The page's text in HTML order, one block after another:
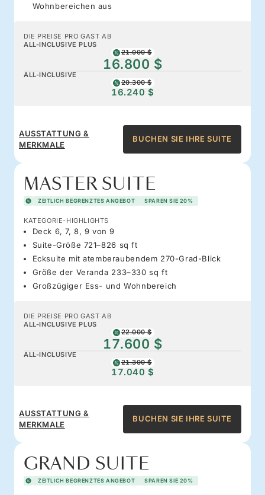
Wohnbereichen aus
DIE PREISE PRO GAST AB
ALL-INCLUSIVE PLUS
21.000 $
16.800 $
ALL-INCLUSIVE
20.300 $
16.240 $
AUSSTATTUNG &
MERKMALE
BUCHEN SIE IHRE SUITE
MASTER SUITE
ZEITLICH BEGRENZTES ANGEBOT SPAREN SIE 20%
KATEGORIE-HIGHLIGHTS
Deck 6, 7, 8, 9 von 9
Suite-Größe 721–826 sq ft
Ecksuite mit atemberaubendem 270-Grad-Blick
Größe der Veranda 233–330 sq ft
Großzügiger Ess- und Wohnbereich
DIE PREISE PRO GAST AB
ALL-INCLUSIVE PLUS
22.000 $
17.600 $
ALL-INCLUSIVE
21.300 $
17.040 $
AUSSTATTUNG &
MERKMALE
BUCHEN SIE IHRE SUITE
GRAND SUITE
ZEITLICH BEGRENZTES ANGEBOT SPAREN SIE 20%